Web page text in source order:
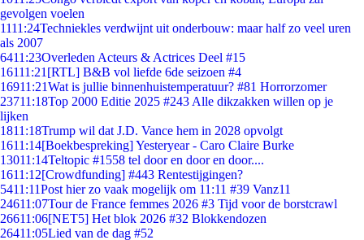
gevolgen voelen
1111:24Techniekles verdwijnt uit onderbouw: maar half zo veel uren
als 2007
6411:23Overleden Acteurs & Actrices Deel #15
16111:21 [RTL] B&B vol liefde 6de seizoen #4
16911:21Wat is jullie binnenhuistemperatuur? #81 Horrorzomer
23711:18Top 2000 Editie 2025 #243 Alle dikzakken willen op je
lijken
1811:18Trump wil dat J.D. Vance hem in 2028 opvolgt
1611:14[Boekbespreking] Yesteryear - Caro Claire Burke
13011:14Teltopic #1558 tel door en door en door....
1611:12[Crowdfunding] #443 Rentestijgingen?
5411:11Post hier zo vaak mogelijk om 11:11 #39 Vanz11
24611:07Tour de France femmes 2026 #3 Tijd voor de borstcrawl
26611:06[NET5] Het blok 2026 #32 Blokkendozen
26411:05Lied van de dag #52